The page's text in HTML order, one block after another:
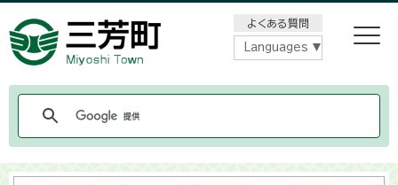
よくある質問
Languages